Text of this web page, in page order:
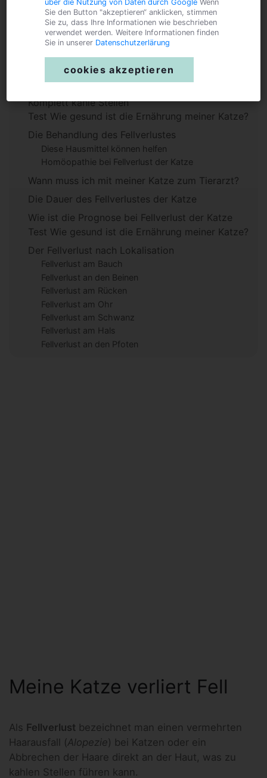
Ursachen für den Verlust des Fells bei der Katze
An diesen Symptomen erkennen ich, dass meine
Katze erkrankt ist
Komplett kahle Stellen
Test Wie gesund ist die Ernährung meiner Katze?
Die Behandlung des Fellverlustes
Diese Hausmittel können helfen
Homöopathie bei Fellverlust der Katze
Wann muss ich mit meiner Katze zum Tierarzt?
Die Dauer des Fellverlustes der Katze
Wie ist die Prognose bei Fellverlust der Katze
Test Wie gesund ist die Ernährung meiner Katze?
Der Fellverlust nach Lokalisation
Fellverlust am Bauch
Fellverlust an den Beinen
Fellverlust am Rücken
Fellverlust am Ohr
Fellverlust am Schwanz
Fellverlust am Hals
Fellverlust an den Pfoten
Meine Katze verliert Fell
Als Fellverlust bezeichnet man einen vermehrten
Haarausfall (Alopezie ) bei Katzen oder ein
Abbrechen der Haare direkt an der Haut, was zu
kahlen Stellen führen kann.
über die Nutzung von Daten durch Google Wenn
Sie den Button "akzeptieren“ anklicken, stimmen
Sie zu, dass Ihre Informationen wie beschrieben
verwendet werden. Weitere Informationen finden
Sie in unserer Datenschutzerlärung
cookies akzeptieren